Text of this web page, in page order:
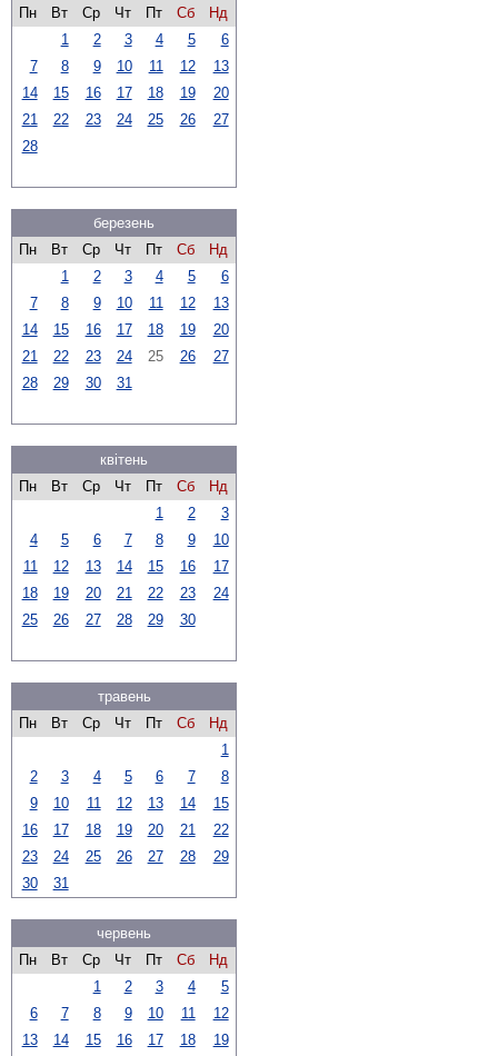
Пн Вт Ср Чт Пт Сб
Нд
1
2 3 4 5
6
7
8 9 10 11 12
13
14
15 16 17 18 19
20
21
22 23 24 25 26
27
28
березень
Пн
Вт Ср Чт Пт Сб
Нд
1
2 3 4 5
6
7
8 9 10 11 12
13
14
15 16 17 18 19
20
21
22 23 24 25 26
27
28
29 30 31
квітень
Пн
Вт Ср Чт Пт Сб
Нд
1
2
3
4
5 6 7 8 9
10
11
12 13 14 15 16
17
18
19 20 21 22 23
24
25
26 27 28 29 30
травень
Пн
Вт Ср Чт Пт Сб
Нд
1
2
3 4 5 6 7
8
9
10 11 12 13 14
15
16
17 18 19 20 21
22
23
24 25 26 27 28
29
30
31
червень
Пн
Вт Ср Чт Пт Сб
Нд
1
2 3 4
5
6
7 8 9 10 11
12
13
14 15 16 17 18
19